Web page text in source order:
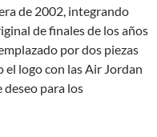
de 2002, integrando
de finales de los años
por dos piezas
el logo con las Air Jordan
para los